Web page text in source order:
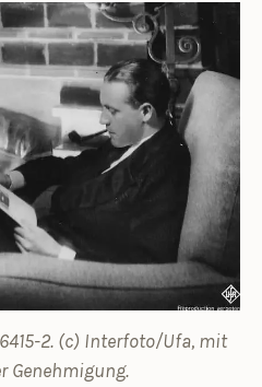
2. (c) Interfoto/Ufa, mit
Genehmigung.